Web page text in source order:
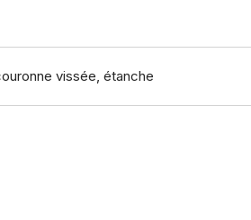
vissée, étanche